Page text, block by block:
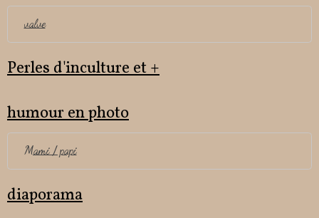
valve
Perles d'inculture et +
humour en photo
Mami / papi
diaporama